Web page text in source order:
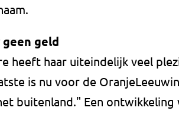
geld
heeft haar uiteindelijk veel
is nu voor de
buitenland." Een ontwikkeling